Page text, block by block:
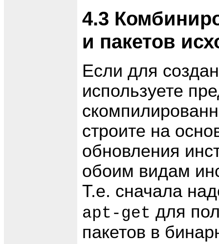
4.3
и пакетов
Если для
используете
строите на
обновления
обоим видам
Т.е. сначала
apt-get для
пакетов в